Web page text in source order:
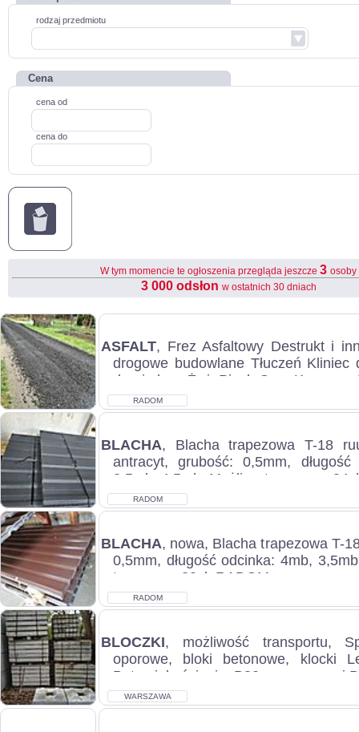
rodzaj przedmiotu
Cena
cena od
cena do
W tym momencie te ogłoszenia przegląda jeszcze 3 osoby
3 000 odsłon w ostatnich 30 dniach
ASFALT, Frez Asfaltowy Destrukt i
drogowe budowlane Tłuczeń Kliniec
drogi placu Żwir Piach Gruz Kruszony
RADOM
BLACHA, Blacha trapezowa T-18
antracyt, grubość: 0,5mm,
3,5mb, 4,5mb. Możliwy transpor
RADOM
BLACHA, nowa, Blacha trapezowa T-
0,5mm, długość odcinka: 4mb,
transpor c.30zł. RADOM...
RADOM
BLOCZKI, możliwość transportu,
oporowe, bloki betonowe, klocki
Beton jakości min. B30, a zazwyczaj
WARSZAWA